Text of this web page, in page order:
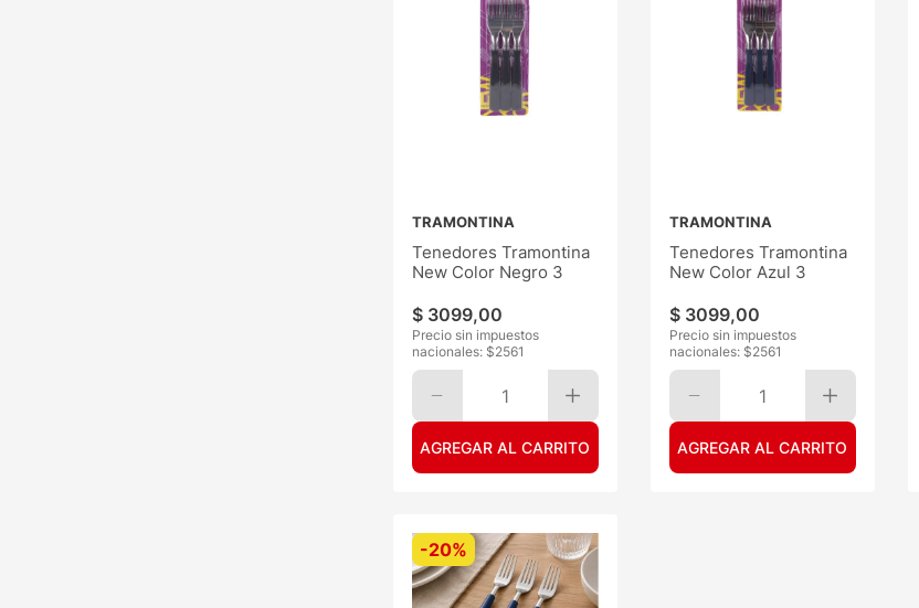
TRAMONTINA
Tenedores Tramontina
New Color Negro 3
$ 3099,00
Precio sin impuestos
nacionales: $2561
1
AGREGAR AL CARRITO
TRAMONTINA
Tenedores Tramontina
New Color Azul 3
$ 3099,00
Precio sin impuestos
nacionales: $2561
1
AGREGAR AL CARRITO
-20%